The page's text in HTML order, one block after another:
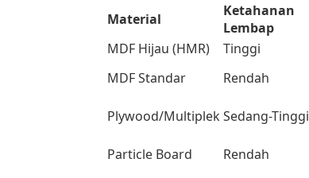
Material
Ketahanan
Lembap
MDF Hijau (HMR)
Tinggi
MDF Standar
Rendah
Plywood/MultiplekSedang-Tinggi
Particle Board Rendah